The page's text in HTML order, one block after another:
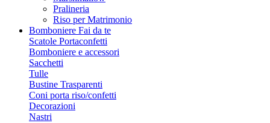
Pralineria
Riso per Matrimonio
Bomboniere Fai da te
Scatole Portaconfetti
Bomboniere e accessori
Sacchetti
Tulle
Bustine Trasparenti
Coni porta riso/confetti
Decorazioni
Nastri